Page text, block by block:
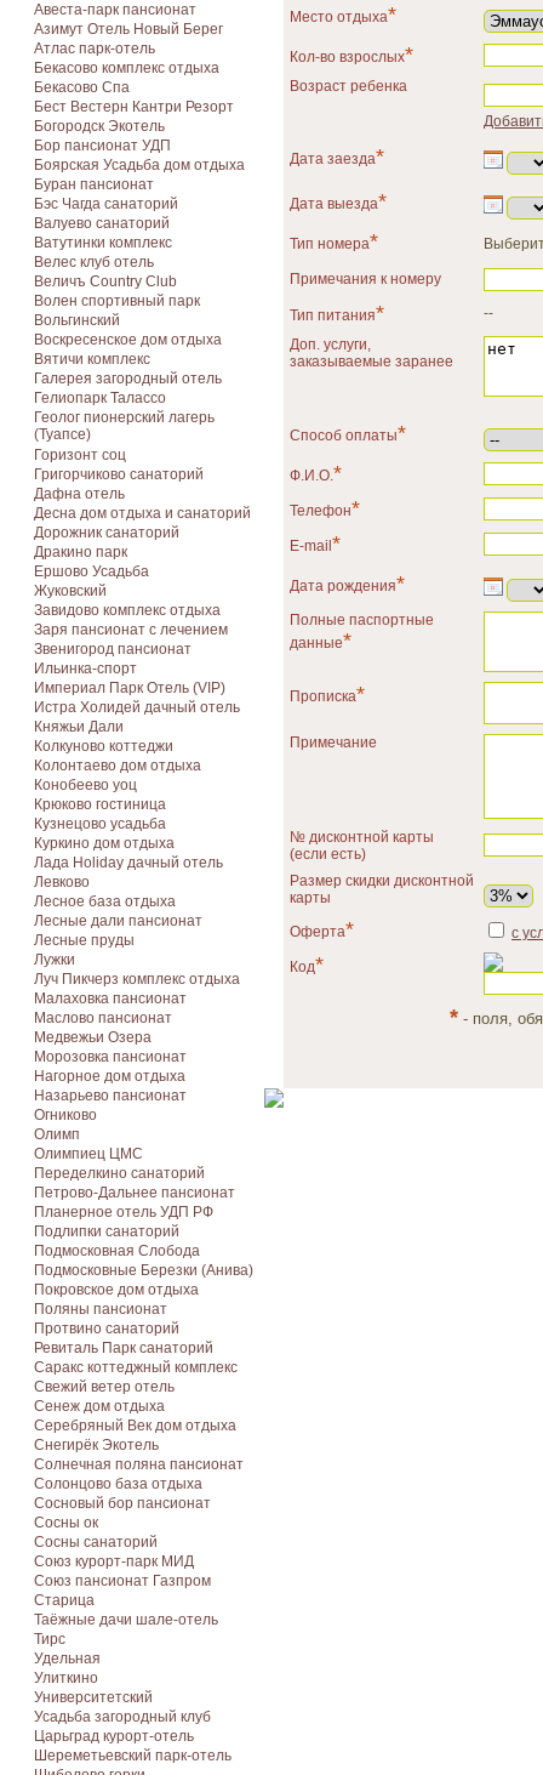
Авеста-парк пансионат
Азимут Отель Новый Берег
Атлас парк-отель
Бекасово комплекс отдыха
Бекасово Спа
Бест Вестерн Кантри Резорт
Богородск Экотель
Бор пансионат УДП
Боярская Усадьба дом отдыха
Буран пансионат
Бэс Чагда санаторий
Валуево санаторий
Ватутинки комплекс
Велес клуб отель
Величъ Country Club
Волен спортивный парк
Вольгинский
Воскресенское дом отдыха
Вятичи комплекс
Галерея загородный отель
Гелиопарк Талассо
Геолог пионерский лагерь
(Туапсе)
Горизонт соц
Григорчиково санаторий
Дафна отель
Десна дом отдыха и санаторий
Дорожник санаторий
Дракино парк
Ершово Усадьба
Жуковский
Завидово комплекс отдыха
Заря пансионат с лечением
Звенигород пансионат
Ильинка-спорт
Империал Парк Отель (VIP)
Истра Холидей дачный отель
Княжьи Дали
Колкуново коттеджи
Колонтаево дом отдыха
Конобеево уоц
Крюково гостиница
Кузнецово усадьба
Куркино дом отдыха
Лада Holiday дачный отель
Левково
Лесное база отдыха
Лесные дали пансионат
Лесные пруды
Лужки
Луч Пикчерз комплекс отдыха
Малаховка пансионат
Маслово пансионат
Медвежьи Озера
Морозовка пансионат
Нагорное дом отдыха
Назарьево пансионат
Огниково
Олимп
Олимпиец ЦМС
Переделкино санаторий
Петрово-Дальнее пансионат
Планерное отель УДП РФ
Подлипки санаторий
Подмосковная Cлобода
Подмосковные Березки (Анива)
Покровское дом отдыха
Поляны пансионат
Протвино санаторий
Ревиталь Парк санаторий
Саракс коттеджный комплекс
Свежий ветер отель
Сенеж дом отдыха
Серебряный Век дом отдыха
Снегирёк Экотель
Солнечная поляна пансионат
Солонцово база отдыха
Сосновый бор пансионат
Сосны ок
Сосны санаторий
Союз курорт-парк МИД
Союз пансионат Газпром
Старица
Таёжные дачи шале-отель
Тирс
Удельная
Улиткино
Университетский
Усадьба загородный клуб
Царьград курорт-отель
Шереметьевский парк-отель
Место отдыха*
Кол-во взрослых*
Возраст ребенка
Дата заезда*
Дата выезда*
Тип номера*
Примечания к номеру
Тип питания*
--
Доп. услуги,
заказываемые заранее
Способ оплаты*
Ф.И.О.*
Телефон*
E-mail *
Дата рождения*
Полные паспортные
данные*
Прописка*
Примечание
№ дисконтной карты
(если есть)
Размер скидки дисконтной
карты
Оферта*
с
Код*
* - поля,